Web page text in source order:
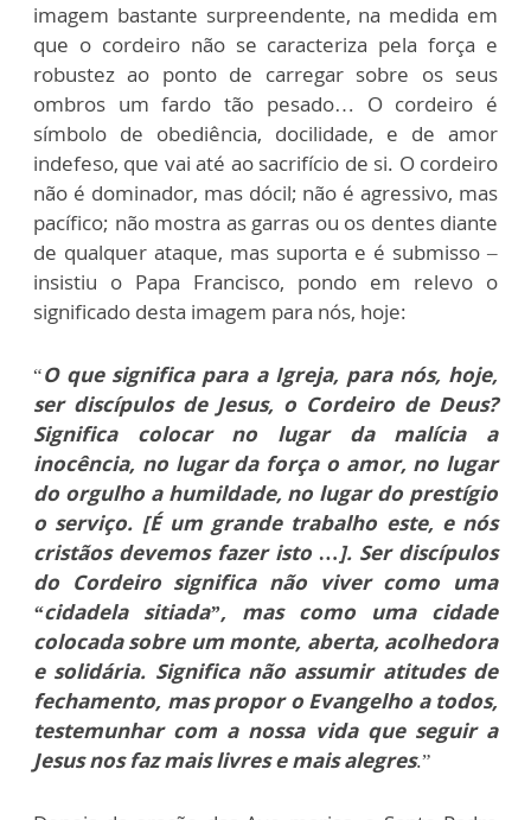
imagem bastante surpreendente, na medida em
que o cordeiro não se caracteriza pela força e
robustez ao ponto de carregar sobre os seus
ombros um fardo tão pesado… O cordeiro é
símbolo de obediência, docilidade, e de amor
indefeso, que vai até ao sacrifício de si. O cordeiro
não é dominador, mas dócil; não é agressivo, mas
pacífico; não mostra as garras ou os dentes diante
de qualquer ataque, mas suporta e é submisso –
insistiu o Papa Francisco, pondo em relevo o
significado desta imagem para nós, hoje:
“O que significa para a Igreja, para nós, hoje,
ser discípulos de Jesus, o Cordeiro de Deus?
Significa colocar no lugar da malícia a
inocência, no lugar da força o amor, no lugar
do orgulho a humildade, no lugar do prestígio
o serviço. [É um grande trabalho este, e nós
cristãos devemos fazer isto …]. Ser discípulos
do Cordeiro significa não viver como uma
“cidadela sitiada”, mas como uma cidade
colocada sobre um monte, aberta, acolhedora
e solidária. Significa não assumir atitudes de
fechamento, mas propor o Evangelho a todos,
testemunhar com a nossa vida que seguir a
Jesus nos faz mais livres e mais alegres.”